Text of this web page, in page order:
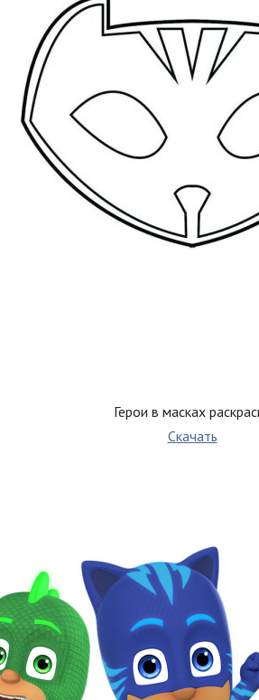
Герои в масках
Скачать